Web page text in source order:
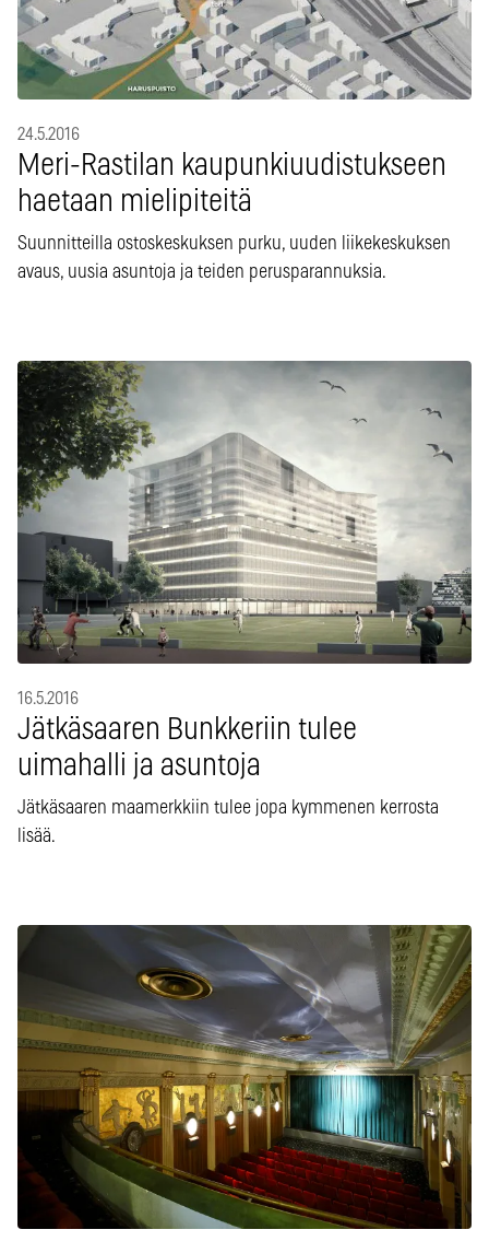
24.5.2016
Meri-Rastilan kaupunkiuudistukseen
haetaan mielipiteitä
Suunnitteilla ostoskeskuksen purku, uuden liikekeskuksen
avaus, uusia asuntoja ja teiden perusparannuksia.
16.5.2016
Jätkäsaaren Bunkkeriin tulee
uimahalli ja asuntoja
Jätkäsaaren maamerkkiin tulee jopa kymmenen kerrosta
lisää.